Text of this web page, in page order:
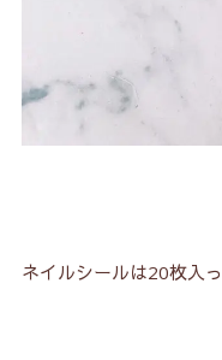
ネイルシールは20枚入